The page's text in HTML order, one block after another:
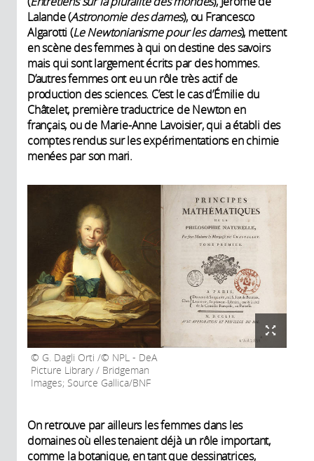
Lalande (Astronomie des dames), ou Francesco
Algarotti (Le Newtonianisme pour les dames), mettent
en scène des femmes à qui on destine des savoirs
mais qui sont largement écrits par des hommes.
D’autres femmes ont eu un rôle très actif de
production des sciences. C’est le cas d’Émilie du
Châtelet, première traductrice de Newton en
français, ou de Marie-Anne Lavoisier, qui a établi des
comptes rendus sur les expérimentations en chimie
menées par son mari.
G. Dagli Orti /© NPL - DeA
Picture Library / Bridgeman
Images; Source Gallica/BNF
On retrouve par ailleurs les femmes dans les
domaines où elles tenaient déjà un rôle important,
comme la botanique, en tant que dessinatrices,